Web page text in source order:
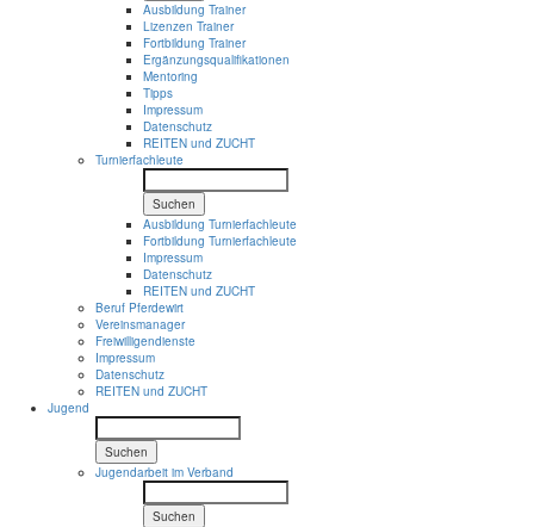
Ausbildung Trainer
Lizenzen Trainer
Fortbildung Trainer
Ergänzungsqualifikationen
Mentoring
Tipps
Impressum
Datenschutz
REITEN und ZUCHT
Turnierfachleute
Suchen
Ausbildung Turnierfachleute
Fortbildung Turnierfachleute
Impressum
Datenschutz
REITEN und ZUCHT
Beruf Pferdewirt
Vereinsmanager
Freiwilligendienste
Impressum
Datenschutz
REITEN und ZUCHT
Jugend
Suchen
Jugendarbeit im Verband
Suchen